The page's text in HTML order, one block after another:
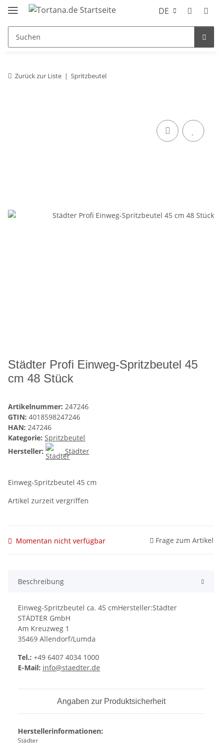
DE
Zurück zur Liste Spritzbeutel
Städter Profi Einweg-Spritzbeutel 45
cm 48 Stück
Artikelnummer: 247246
GTIN: 4018598247246
HAN: 247246
Kategorie: Spritzbeutel
Hersteller:
Städter
Einweg-Spritzbeutel 45 cm
Artikel zurzeit vergriffen
Momentan nicht verfügbar Frage zum Artikel
Beschreibung
Einweg-Spritzbeutel ca. 45 cmHersteller:Städter
STÄDTER GmbH
Am Kreuzweg 1
35469 Allendorf/Lumda
Tel.: +49 6407 4034 1000
E-Mail: info@staedter.de
Angaben zur Produktsicherheit
Herstellerinformationen:
Städter